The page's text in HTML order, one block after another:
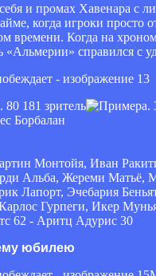
и промах Хавенара с
когда игроки
времени. Когда на
«Альмерии» справился с
80 181 зритель
Борбалан
Монтойя, Иван
Альба, Жереми Матьё,
Лапорт, Эчебария
Гурпеги, Икер
62 - Аритц Адурис 30
юбилею